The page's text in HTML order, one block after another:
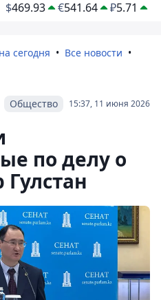
$469.93 €541.64 ₽5.71
сегодня
Все новости
15:37, 11 июня 2026
Общество
по делу о